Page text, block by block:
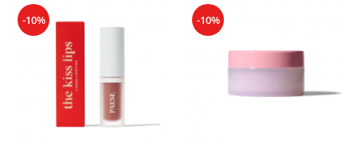
-10% -10%